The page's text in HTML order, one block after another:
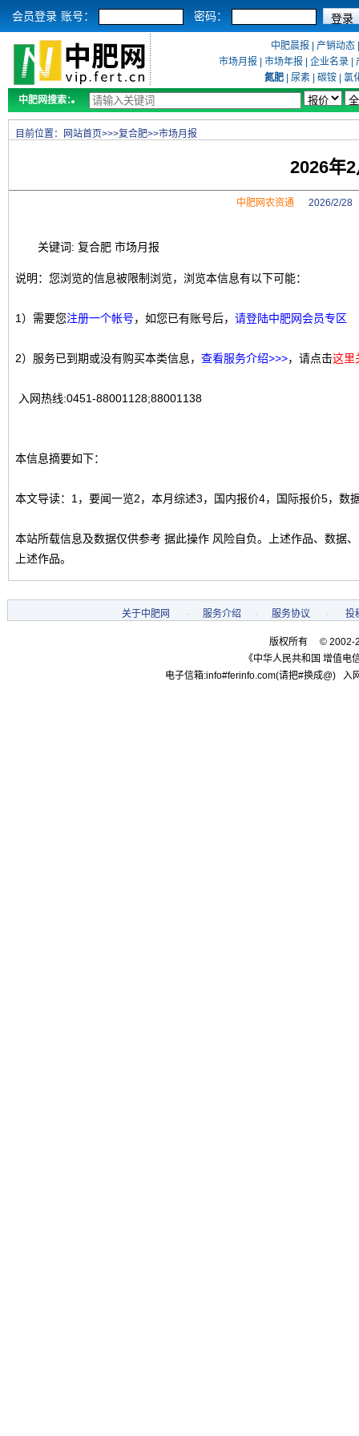
会员登录 账号： 密码：
中肥晨报 产销动态
市场月报
市场年报 企业名录
氮肥
尿素 碳铵
氯
中肥网搜索：
目前位置： 网站首页>>>复合肥>>市场月报
2026年
中肥网农资通 2026/2/28
关键词: 复合肥 市场月报
说明：您浏览的信息被限制浏览，浏览本信息有以下可能：
1）需要您注册一个帐号，如您已有账号后， 请登陆中肥网会员专区
2）服务已到期或没有购买本类信息， 查看服务介绍>>>，请点击这里
入网热线:0451-88001128;88001138
本信息摘要如下：
本文导读：1，要闻一览2，本月综述3，国内报价4，国际报价5，数
本站所载信息及数据仅供参考 据此操作 风险自负。上述作品、数据
上述作品。
关于中肥网 - 服务介绍 - 服务协议 - 投
版权所有 © 2002-
《中华人民共和国 增值电
电子信箱:info#ferinfo.com(请把#换成@)